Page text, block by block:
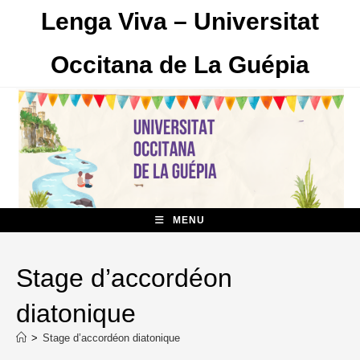
Lenga Viva – Universitat
Occitana de La Guépia
MENU
Stage d’accordéon
diatonique
> Stage d’accordéon diatonique